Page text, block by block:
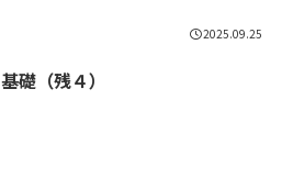
2025.09.25
基礎（残４）